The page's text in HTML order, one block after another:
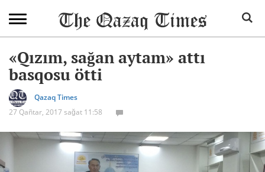
«Qızım, sağan aytam» attı
basqosu ötti
Qazaq Times
27 Qañtar, 2017 sağat 11:58